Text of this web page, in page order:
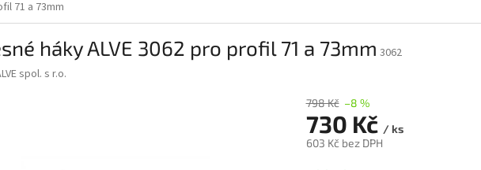
71 a 73mm
háky ALVE 3062 pro profil 71 a 73mm 3062
spol. s r.o.
798 Kč –8 %
730 Kč / ks
603 Kč bez DPH